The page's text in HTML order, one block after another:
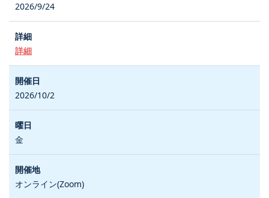
2026/9/24
詳細
2026/10/2
金
オンライン(Zoom)